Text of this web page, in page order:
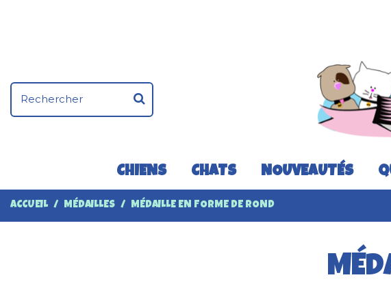
CHIENS CHATS NOUVEAUTÉS
ACCUEIL MÉDAILLES MÉDAILLE EN FORME DE ROND